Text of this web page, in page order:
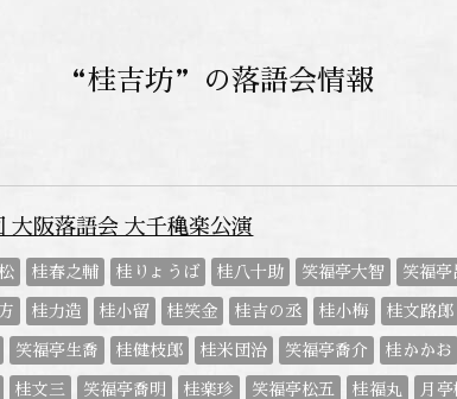
“桂吉坊”の落語会情報
大阪落語会 大千穐楽公演
桂春之輔 桂りょうば 桂八十助 笑福亭大智 笑福亭
桂力造 桂小留 桂笑金 桂吉の丞 桂小梅 桂文路郎
笑福亭生喬 桂健枝郎 桂米団治 笑福亭喬介 桂かかお
桂文三 笑福亭喬明 桂楽珍 笑福亭松五 桂福丸 月亭